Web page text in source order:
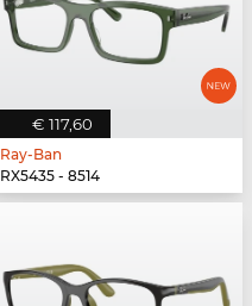
€ 117,60
Ray-Ban
RX5435 - 8514